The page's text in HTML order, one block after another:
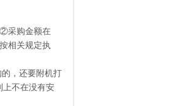
采购金额在
相关规定执
，还要附机打
不在没有安